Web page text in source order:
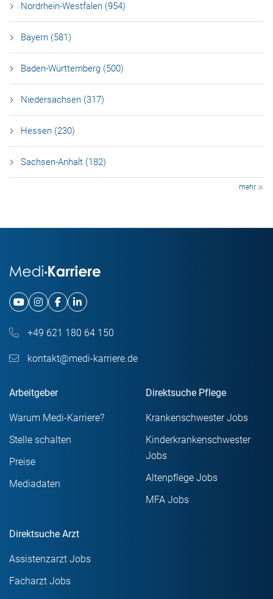
Nordrhein-Westfalen (954)
Bayern (581)
Baden-Württemberg (500)
Niedersachsen (317)
Hessen (230)
Sachsen-Anhalt (182)
mehr
+49 621 180 64 150
kontakt@medi-karriere.de
Arbeitgeber
Warum Medi-Karriere?
Stelle schalten
Preise
Mediadaten
Direktsuche Pflege
Krankenschwester Jobs
Kinderkrankenschwester
Jobs
Altenpflege Jobs
MFA Jobs
Direktsuche Arzt
Assistenzarzt Jobs
Facharzt Jobs